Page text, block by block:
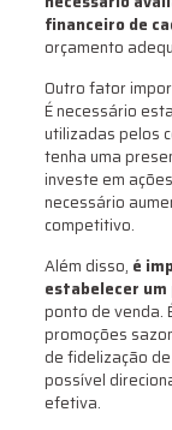
financeiro de
orçamento
Outro fator
É necessário
utilizadas pelos
tenha uma
investe em
necessário
competitivo.
Além disso, é
estabelecer
ponto de venda.
promoções
de fidelização
possível
efetiva.